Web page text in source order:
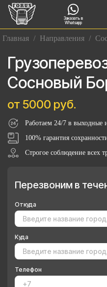
Заказать в
Whatsapp
Главная / Направления /
Сосновый
от 5000 руб.
Работаем 24/7 в выходные
100% гарантия
Строгое соблюдение всех
Перезвоним в
Откуда
Куда
Телефон